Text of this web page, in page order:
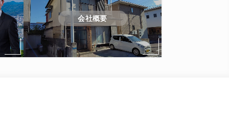
会社概要